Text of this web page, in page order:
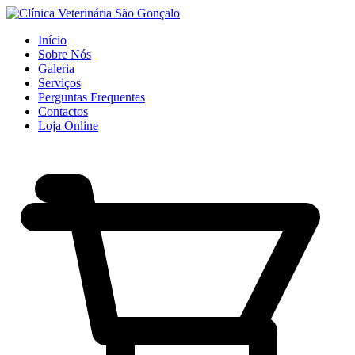
Início
Sobre Nós
Galeria
Serviços
Perguntas Frequentes
Contactos
Loja Online